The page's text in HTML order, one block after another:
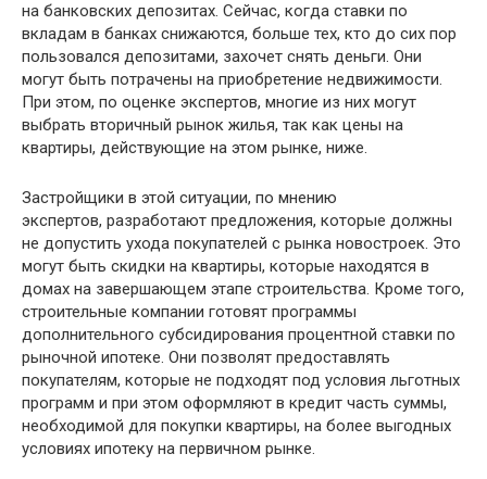
на банковских депозитах. Сейчас, когда ставки по
вкладам в банках снижаются, больше тех, кто до сих пор
пользовался депозитами, захочет снять деньги. Они
могут быть потрачены на приобретение недвижимости.
При этом, по оценке экспертов, многие из них могут
выбрать вторичный рынок жилья, так как цены на
квартиры, действующие на этом рынке, ниже.
Застройщики в этой ситуации, по мнению
экспертов, разработают предложения, которые должны
не допустить ухода покупателей с рынка новостроек. Это
могут быть скидки на квартиры, которые находятся в
домах на завершающем этапе строительства. Кроме того,
строительные компании готовят программы
дополнительного субсидирования процентной ставки по
рыночной ипотеке. Они позволят предоставлять
покупателям, которые не подходят под условия льготных
программ и при этом оформляют в кредит часть суммы,
необходимой для покупки квартиры, на более выгодных
условиях ипотеку на первичном рынке.